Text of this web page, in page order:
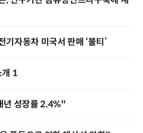
기자동차 미국서 판매 ‘불티’
개 1
년 성장률 2.4%"